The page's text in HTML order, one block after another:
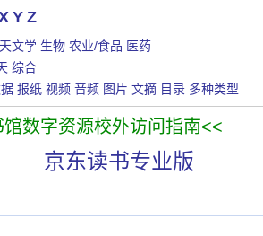
Y Z
文学 生物 农业/食品 医药
综合
报纸 视频 音频 图片 文摘 目录 多种类型
馆数字资源校外访问指南<<
京东读书专业版